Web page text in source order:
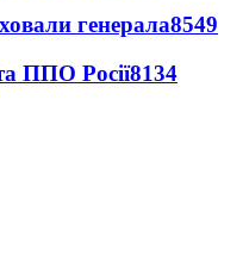
генерала8549
ППО Росії8134